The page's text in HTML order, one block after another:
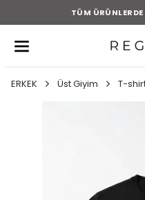
TÜM
ERKEK Üst Giyim T-